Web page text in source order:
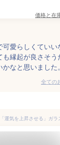
価格と在
愛らしくていい
縁起が良さそう
なと思いました。
全ての